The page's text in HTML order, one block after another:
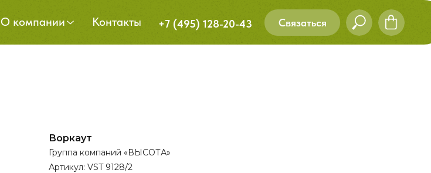
Контакты Связаться
+7 (495) 128-20-43
О компании
Воркаут
Группа компаний «ВЫСОТА»
Артикул: VST 9128/2